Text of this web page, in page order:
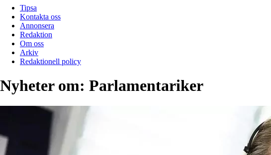
Tipsa
Kontakta oss
Annonsera
Redaktion
Om oss
Arkiv
Redaktionell policy
Nyheter om: Parlamentariker